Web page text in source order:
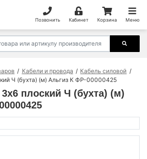
Позвонить Кабинет Корзина Меню
Кабели и провода
Кабель силовой
Ч (бухта) (м) Альгиз К ФР-00000425
плоский Ч (бухта) (м)